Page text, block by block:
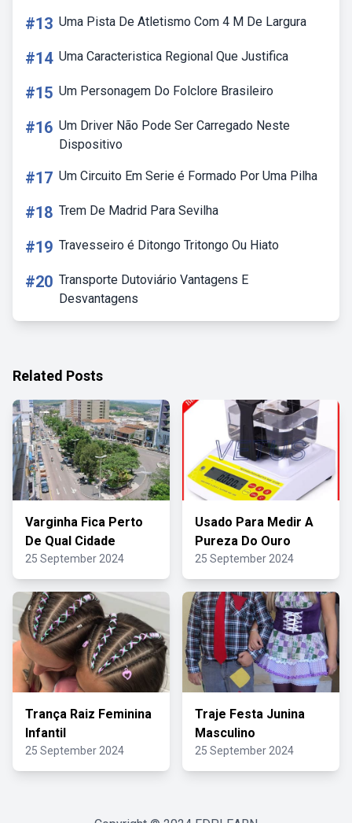
#13 Uma Pista De Atletismo Com 4 M De Largura
#14 Uma Caracteristica Regional Que Justifica
#15 Um Personagem Do Folclore Brasileiro
#16 Um Driver Não Pode Ser Carregado Neste
Dispositivo
#17 Um Circuito Em Serie é Formado Por Uma Pilha
#18 Trem De Madrid Para Sevilha
#19 Travesseiro é Ditongo Tritongo Ou Hiato
#20 Transporte Dutoviário Vantagens E
Desvantagens
Related Posts
Varginha Fica Perto
De Qual Cidade
25 September 2024
Usado Para Medir A
Pureza Do Ouro
25 September 2024
Trança Raiz Feminina
Infantil
25 September 2024
Traje Festa Junina
Masculino
25 September 2024